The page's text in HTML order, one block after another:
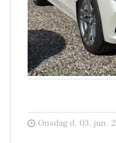
Onsdag d. 03. jun.